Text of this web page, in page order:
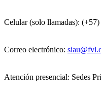
Celular (solo llamadas):
Correo electrónico:
Atención presencial: Sedes